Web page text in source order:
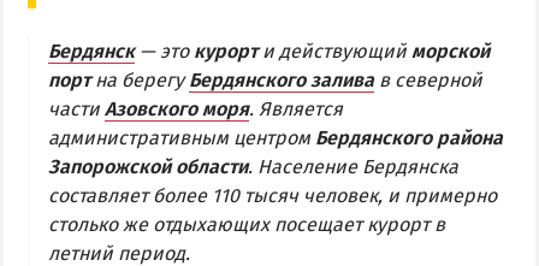
КАРТА БЕРДЯНСКА
Городская часть
Бердянская коса
БЕРДЯНСКАЯ КОСА
Бердянск— это курорти действующий морской
портна берегуБердянского залива в северной
части Азовского моря. Является
административным центром Бердянского района
Запорожской области. Население Бердянска
составляет более 110 тысяч человек, и примерно
столько же отдыхающих посещает курорт в
летний период.